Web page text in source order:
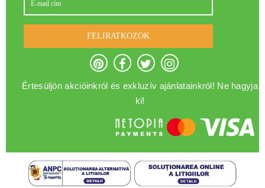
FELIRATKOZOK
Értesüljön akcióinkról és exkluzív ajánlatainkról! Ne hagyja
ki!